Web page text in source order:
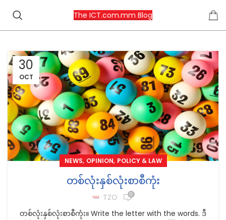
The ICT.com.mm Blog
30
OCT
NEWS, OPINION, POLICY & LAW
တစ်လုံးနှစ်လုံးစာစီကုံး
TZO 0
တစ်လုံးနှစ်လုံးစာစီကုံး။ Write the letter with the words. ဒီ